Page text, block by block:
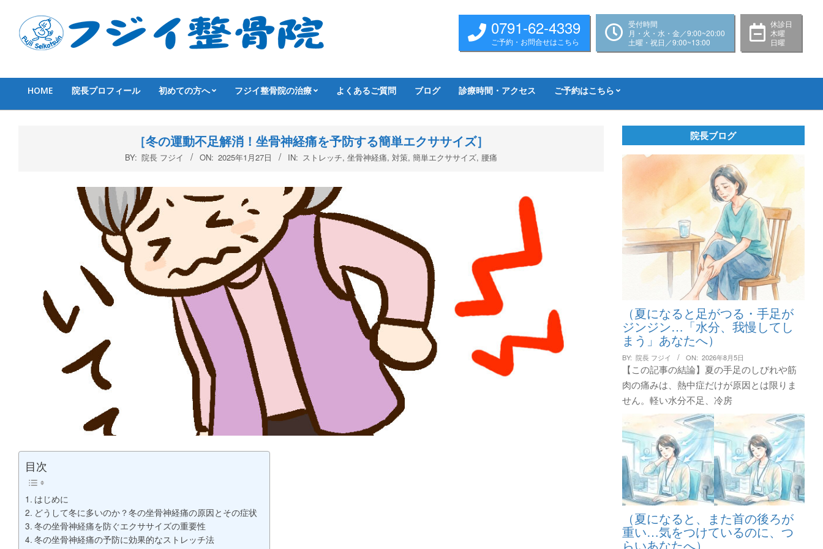
content
0791-62-4339
ご予約・お問合せはこちら
受付時間
月・火・水・金／9:00~20:00
土曜・祝日／9:00~13:00
休診日
木曜
日曜
Navigation
HOME 院長プロフィール 初めての方へ フジイ整骨院の治療 よくあるご質問 ブログ 診療時間・アクセス ご予約はこちら
［冬の運動不足解消！坐骨神経痛を予防する簡単エクササイズ］
BY: 院長 フジイ ON: 2025年1月27日 IN: ストレッチ, 坐骨神経痛, 対策, 簡単エクササイズ, 腰痛
目次
はじめに
どうして冬に多いのか？冬の坐骨神経痛の原因とその症状
冬の坐骨神経痛を防ぐエクササイズの重要性
冬の坐骨神経痛の予防に効果的なストレッチ法
院長ブログ
（夏になると足がつる・手足が
ジンジン…「水分、我慢してし
まう」あなたへ）
BY: 院長 フジイ ON: 2026年8月5日
【この記事の結論】夏の手足のしびれや筋
肉の痛みは、熱中症だけが原因とは限りま
せん。軽い水分不足、冷房
（夏になると、また首の後ろが
重い…気をつけているのに、つ
らいあなたへ）